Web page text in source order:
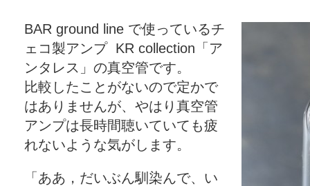
BAR ground line で使っているチ
ェコ製アンプ KR collection「ア
ンタレス」の真空管です。
比較したことがないので定かで
はありませんが、やはり真空管
アンプは長時間聴いていても疲
れないような気がします。
「ああ，だいぶん馴染んで、い